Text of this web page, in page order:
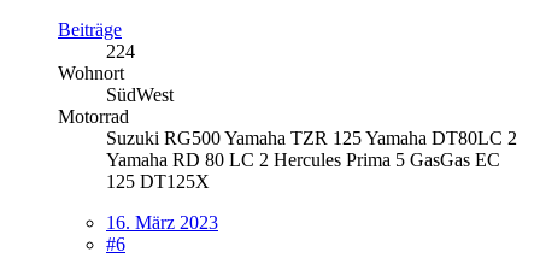
Beiträge
224
Wohnort
SüdWest
Motorrad
Suzuki RG500 Yamaha TZR 125 Yamaha DT80LC 2
Yamaha RD 80 LC 2 Hercules Prima 5 GasGas EC
125 DT125X
16. März 2023
#6